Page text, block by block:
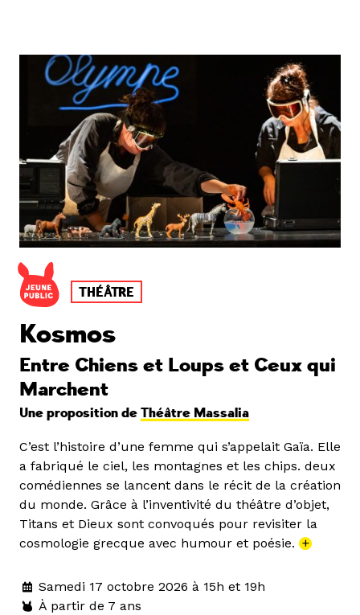
THÉÂTRE
Kosmos
Entre Chiens et Loups et Ceux qui
Marchent
Une proposition de Théâtre Massalia
C’est l’histoire d’une femme qui s’appelait Gaïa. Elle
a fabriqué le ciel, les montagnes et les chips. deux
comédiennes se lancent dans le récit de la création
du monde. Grâce à l’inventivité du théâtre d’objet,
Titans et Dieux sont convoqués pour revisiter la
cosmologie grecque avec humour et poésie. +
Samedi 17 octobre 2026 à 15h et 19h
À partir de 7 ans